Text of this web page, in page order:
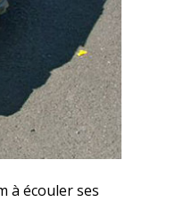
à écouler ses